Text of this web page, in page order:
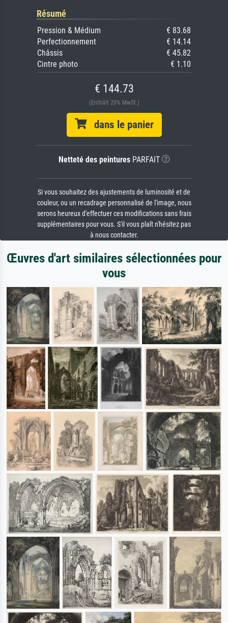
Résumé
Pression & Médium
€ 83.68
Perfectionnement
€ 14.14
Châssis
€ 45.82
Cintre photo
€ 1.10
€ 144.73
(Enthält 20% MwSt.)
dans le panier
Netteté des peinturesPARFAIT
Si vous souhaitez des ajustements de luminosité et de
couleur, ou un recadrage personnalisé de l'image, nous
serons heureux d'effectuer ces modifications sans frais
supplémentaires pour vous. S'il vous plaît n'hésitez pas
à nous contacter.
Œuvres d'art similaires sélectionnées pour
vous